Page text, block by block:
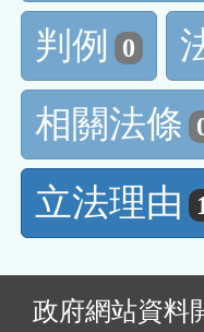
判例
0
相關法條
立法理由
政府網站資料